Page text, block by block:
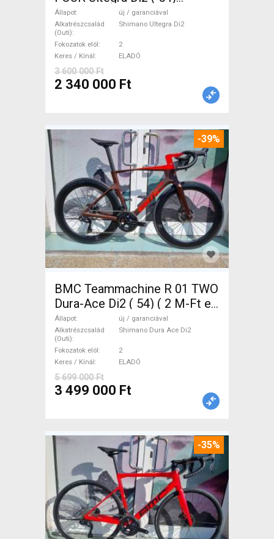
Országúti Shimano Ultegra
Di2 tárcsafék új / garanciával
ELADÓ
Állapot
új / garanciával
Alkatrészcsalád
(Outi)
Shimano Ultegra Di2
Fokozatok elöl
2
Keres / Kínál
ELADÓ
3 600 000 Ft
2 340 000 Ft
-39%
BMC Teammachine R 01 TWO
Dura-Ace Di2 ( 54) ( 2 M-Ft e
Országúti Shimano Dura Ace
Di2 tárcsafék új / garanciával
ELADÓ
Állapot
új / garanciával
Alkatrészcsalád
(Outi)
Shimano Dura Ace Di2
Fokozatok elöl
2
Keres / Kínál
ELADÓ
5 699 000 Ft
3 499 000 Ft
-35%